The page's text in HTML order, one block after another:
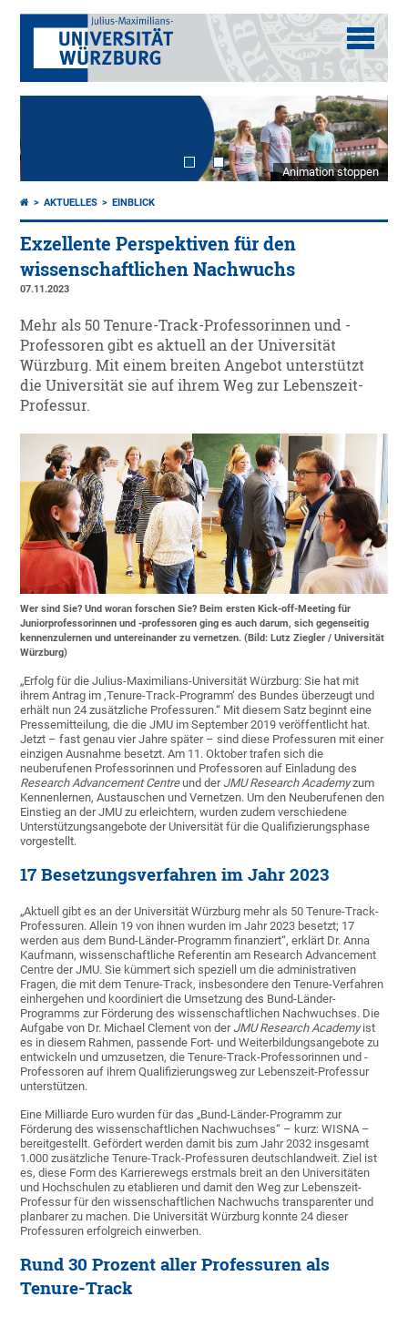
Animation stoppen
AKTUELLES EINBLICK
Exzellente Perspektiven für den
wissenschaftlichen Nachwuchs
07.11.2023
Mehr als 50 Tenure-Track-Professorinnen und -
Professoren gibt es aktuell an der Universität
Würzburg. Mit einem breiten Angebot unterstützt
die Universität sie auf ihrem Weg zur Lebenszeit-
Professur.
Wer sind Sie? Und woran forschen Sie? Beim ersten Kick-off-Meeting für
Juniorprofessorinnen und -professoren ging es auch darum, sich gegenseitig
kennenzulernen und untereinander zu vernetzen. (Bild: Lutz Ziegler / Universität
Würzburg)
„Erfolg für die Julius-Maximilians-Universität Würzburg: Sie hat mit
ihrem Antrag im ‚Tenure-Track-Programm‘ des Bundes überzeugt und
erhält nun 24 zusätzliche Professuren.“ Mit diesem Satz beginnt eine
Pressemitteilung, die die JMU im September 2019 veröffentlicht hat.
Jetzt – fast genau vier Jahre später – sind diese Professuren mit einer
einzigen Ausnahme besetzt. Am 11. Oktober trafen sich die
neuberufenen Professorinnen und Professoren auf Einladung des
Research Advancement Centreund der JMU Research Academyzum
Kennenlernen, Austauschen und Vernetzen. Um den Neuberufenen den
Einstieg an der JMU zu erleichtern, wurden zudem verschiedene
Unterstützungsangebote der Universität für die Qualifizierungsphase
vorgestellt.
17 Besetzungsverfahren im Jahr 2023
„Aktuell gibt es an der Universität Würzburg mehr als 50 Tenure-Track-
Professuren. Allein 19 von ihnen wurden im Jahr 2023 besetzt; 17
werden aus dem Bund-Länder-Programm finanziert“, erklärt Dr. Anna
Kaufmann, wissenschaftliche Referentin am Research Advancement
Centre der JMU. Sie kümmert sich speziell um die administrativen
Fragen, die mit dem Tenure-Track, insbesondere den Tenure-Verfahren
einhergehen und koordiniert die Umsetzung des Bund-Länder-
Programms zur Förderung des wissenschaftlichen Nachwuchses. Die
Aufgabe von Dr. Michael Clement von der JMU Research Academyist
es in diesem Rahmen, passende Fort- und Weiterbildungsangebote zu
entwickeln und umzusetzen, die Tenure-Track-Professorinnen und -
Professoren auf ihrem Qualifizierungsweg zur Lebenszeit-Professur
unterstützen.
Eine Milliarde Euro wurden für das „Bund-Länder-Programm zur
Förderung des wissenschaftlichen Nachwuchses“ – kurz: WISNA –
bereitgestellt. Gefördert werden damit bis zum Jahr 2032 insgesamt
1.000 zusätzliche Tenure-Track-Professuren deutschlandweit. Ziel ist
es, diese Form des Karrierewegs erstmals breit an den Universitäten
und Hochschulen zu etablieren und damit den Weg zur Lebenszeit-
Professur für den wissenschaftlichen Nachwuchs transparenter und
planbarer zu machen. Die Universität Würzburg konnte 24 dieser
Professuren erfolgreich einwerben.
Rund 30 Prozent aller Professuren als
Tenure-Track